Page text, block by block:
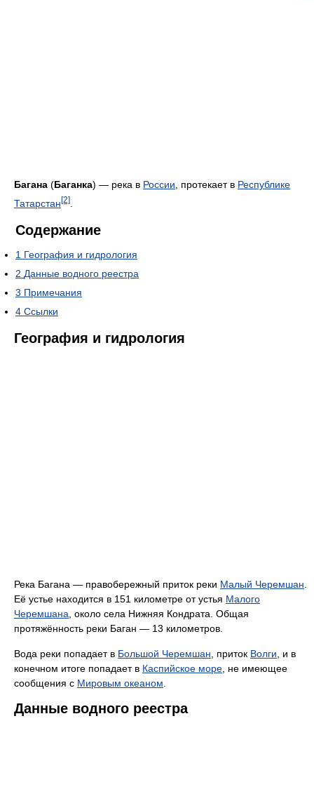
Багана (Баганка) — река в России , протекает в Республике
Татарстан[2]
Содержание
1 География и гидрология
2 Данные водного реестра
3 Примечания
4 Ссылки
География и гидрология
Река Багана — правобережный приток реки Малый Черемшан
Её устье находится в 151 километре от устья Малого
Черемшана , около села Нижняя Кондрата. Общая
протяжённость реки Баган — 13 километров.
Вода реки попадает в Большой Черемшан , приток Волги , и в
конечном итоге попадает в Каспийское море , не имеющее
сообщения с Мировым океаном
Данные водного реестра